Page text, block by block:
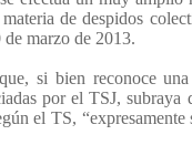
de despidos
marzo de 2013.
si bien reconoce
por el TSJ,
el TS,